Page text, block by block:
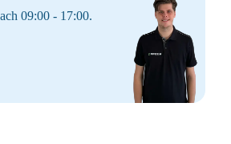
09:00 - 17:00.